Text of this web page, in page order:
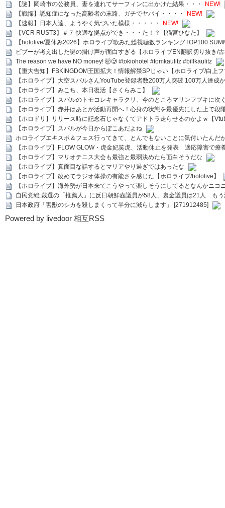
【謎】岡崎市の公務員、妻を連れてサーフィンに出かけた結果・・・
NEW!
【戦慄】認知症になった高齢者の末路、ガチでヤバイ・・・・
NEW!
【速報】日本人達、ようやく気づいた模様・・・・・
NEW!
【VCR RUST3】＃７ 快適な拠点ができ・・・た！？【猫宮ひなた】
【hololive/夏休み2026】ホロライブ歌みた総視聴数ランキングTOP100
ビブーが考え出した謎の掛け声が面白すぎる【ホロライブEN翻訳切り抜き/
The reason we have NO money! 🤯🥲 #tokiohotel #tomkaulitz #billkaulitz
【重大告知】FBKINGDOM王国拡大！情報解禁SPじゃい【ホロライブ/白上
【ホロライブ】大空スバルさんYouTube登録者数200万人突破 100万人達成
【ホロライブ】みこち、本日復活【さくらみこ】
【ホロライブ】スバルのトモコレキャラクリ、今のところマリンフブキに
【ホロライブ】赤井はあとが活動再開へ！心身の状態を最優先にした上で段
【ホロドリ】リリース時に記念石じゃなくてアドトラ走らせるのかよｗ【
【ホロライブ】スバルが今日からぽこあだよね
ホロライブエキスポ＆フェス行ってきて、とんでもないことに気付いたんだ
【ホロライブ】FLOW GLOW・虎金妃笑虎、活動休止を発表 適応障害で療
【ホロライブ】マリオテニス大会も最強と最弱決めたら面白そうだな
【ホロライブ】真面目な話するとマリアやり過ぎではあったな
【ホロライブ】改めてラジオ体操の有能さを感じた【ホロライブ/hololive】
【ホロライブ】海外勢が日本来てこうやって楽しそうにしてるとなんかニコ
自民党総.裁選の「推薦人」に反日朝鮮壺議員が58人、裏金議員は21人 も
日本政府「害獣のシカを殺しまくって半分に減らします」 [271912485]
Powered by livedoor 相互RSS